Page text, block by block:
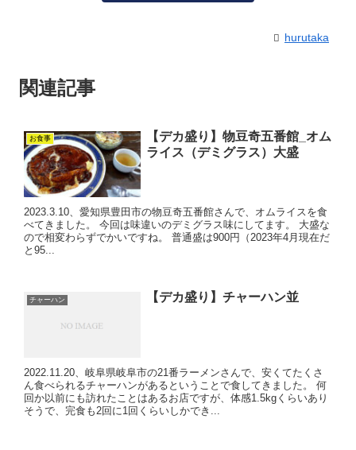
hurutaka
関連記事
お食事
【デカ盛り】物豆奇五番館_オム
ライス（デミグラス）大盛
2023.3.10、愛知県豊田市の物豆奇五番館さんで、オムライスを食
べてきました。 今回は味違いのデミグラス味にしてます。 大盛な
ので相変わらずでかいですね。 普通盛は900円（2023年4月現在だ
と95...
チャーハン 【デカ盛り】チャーハン並
2022.11.20、岐阜県岐阜市の21番ラーメンさんで、安くてたくさ
ん食べられるチャーハンがあるということで食してきました。 何
回か以前にも訪れたことはあるお店ですが、体感1.5kgくらいあり
そうで、完食も2回に1回くらいしかでき...